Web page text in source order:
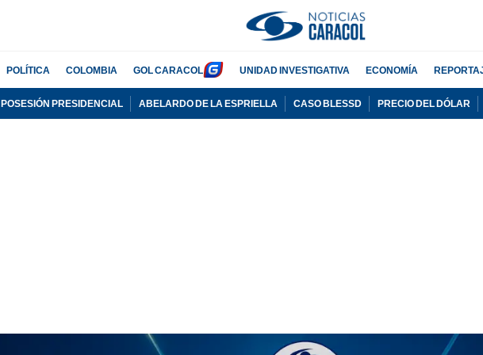
POLÍTICA COLOMBIA GOL CARACOL UNIDAD INVESTIGATIVA ECONOMÍA
POSESIÓN PRESIDENCIAL ABELARDO DE LA ESPRIELLA CASO BLESSD PRECIO DEL DÓLAR